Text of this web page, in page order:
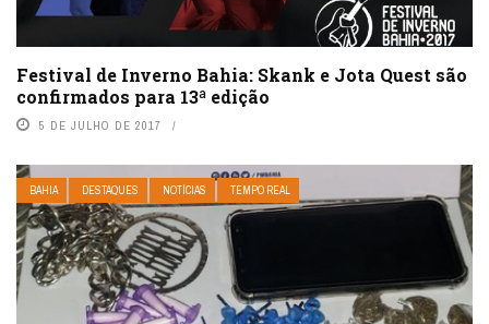
Festival de Inverno Bahia: Skank e Jota Quest são
confirmados para 13ª edição
5 DE JULHO DE 2017
BAHIA DESTAQUES NOTÍCIAS TEMPO REAL